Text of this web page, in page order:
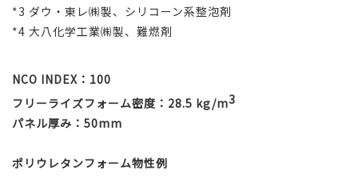
*3 ダウ・東レ㈱製、シリコーン系整泡剤
*4 大八化学工業㈱製、難燃剤
NCO INDEX：100
フリーライズフォーム密度：28.5 kg/m3
パネル厚み：50mm
ポリウレタンフォーム物性例